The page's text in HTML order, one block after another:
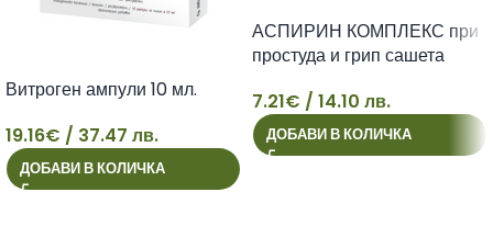
19
Витроген ампули 10 мл.
19.16€ / 37.47 лв.
ДОБАВИ В КОЛИЧКА
7
АСПИРИН КОМПЛЕКС при
простуда и грип сашета
7.21€ / 14.10 лв.
ДОБАВИ В КОЛИЧКА